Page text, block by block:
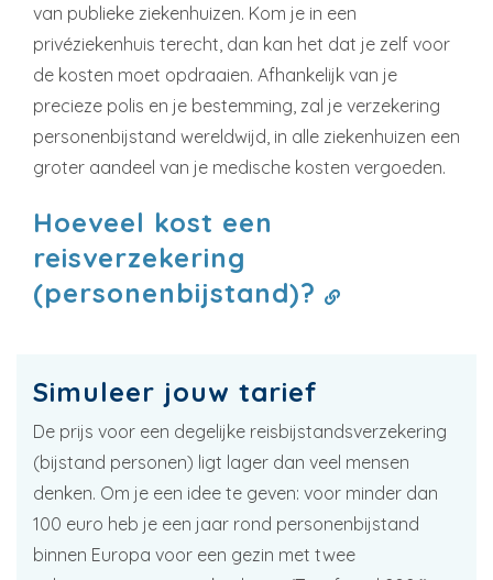
van publieke ziekenhuizen. Kom je in een
privéziekenhuis terecht, dan kan het dat je zelf voor
de kosten moet opdraaien. Afhankelijk van je
precieze polis en je bestemming, zal je verzekering
personenbijstand wereldwijd, in alle ziekenhuizen een
groter aandeel van je medische kosten vergoeden.
Hoeveel kost een
reisverzekering
(personenbijstand)?
Simuleer jouw tarief
De prijs voor een degelijke reisbijstandsverzekering
(bijstand personen) ligt lager dan veel mensen
denken. Om je een idee te geven: voor minder dan
100 euro heb je een jaar rond personenbijstand
binnen Europa voor een gezin met twee